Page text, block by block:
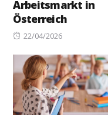
Arbeitsmarkt in
Österreich
Posted
22/04/2026